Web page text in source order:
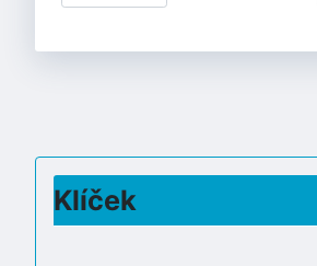
Klíček